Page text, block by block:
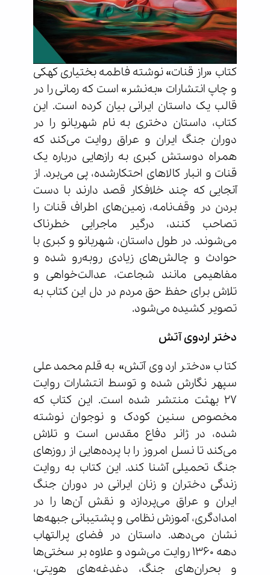
کتاب «راز قنات» نوشته فاطمه بختیاری کهکی
و چاپ انتشارات «به‌نشر» است که رمانی را در
قالب یک داستان ایرانی بیان کرده است. این
کتاب، داستان دختری به نام شهربانو را در
دوران جنگ ایران و عراق روایت می‌کند که
همراه دوستش کبری به رازهایی درباره یک
قنات و انبار کالاهای احتکارشده، پی می‌برد. از
آنجایی که چند خلافکار قصد دارند با دست
بردن در وقف‌نامه، زمین‌های اطراف قنات را
تصاحب کنند، درگیر ماجرایی خطرناک
می‌شوند. در طول داستان، شهربانو و کبری با
حوادث و چالش‌های زیادی روبه‌رو شده و
مفاهیمی مانند شجاعت، عدالت‌خواهی و
تلاش برای حفظ حق مردم در دل این کتاب به
تصویر کشیده می‌شود.
دختر اردوی آتش
کتاب «دختر اردوی آتش» به قلم محمدعلی
سپهر نگارش شده و توسط انتشارات روایت
27 بهثت منتشر شده است. این کتاب که
مخصوص سنین کودک و نوجوان نوشته
شده، در ژانر دفاع مقدس است و تلاش
می‌کند تا نسل امروز را با پرده‌هایی از روزهای
جنگ تحمیلی آشنا کند. این کتاب به روایت
زندگی دختران و زنان ایرانی در دوران جنگ
ایران و عراق می‌پردازد و نقش آن‌ها را در
امدادگری، آموزش نظامی و پشتیبانی جبهه‌ها
نشان می‌دهد. داستان در فضای پرالتهاب
دهه 1360 روایت می‌شود و علاوه بر سختی‌ها
و بحران‌های جنگ، دغدغه‌های هویتی،